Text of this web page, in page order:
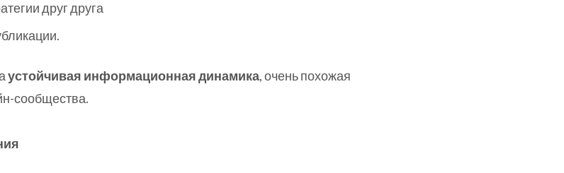
друг друга
устойчивая информационная динамика, очень похожая
сообщества.